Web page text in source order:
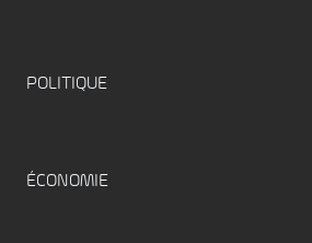
POLITIQUE
ÉCONOMIE